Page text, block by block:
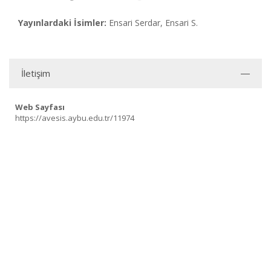
Yayınlardaki İsimler: Ensari Serdar, Ensari S.
İletişim
Web Sayfası
https://avesis.aybu.edu.tr/11974